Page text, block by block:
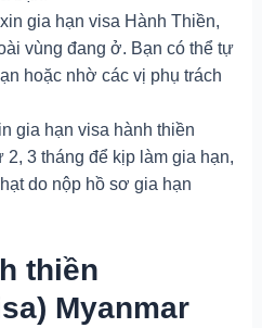
gia hạn visa Hành Thiền,
vùng đang ở. Bạn có thể tự
hoặc nhờ các vị phụ trách
gia hạn visa hành thiền
3 tháng để kịp làm gia hạn,
do nộp hồ sơ gia hạn
thiền
Myanmar